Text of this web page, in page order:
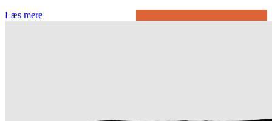
Læs mere